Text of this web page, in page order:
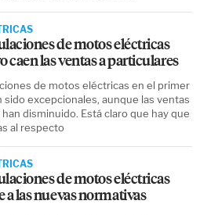
de motos eléctricas
caen las ventas a particulares
de motos eléctricas en el primer
sido excepcionales, aunque las ventas
disminuido. Está claro que hay que
al respecto
de motos eléctricas
a las nuevas normativas